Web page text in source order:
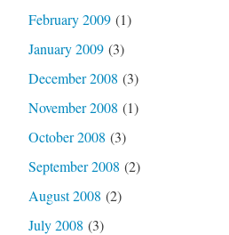
February 2009(1)
January 2009(3)
December 2008 (3)
November 2008 (1)
October 2008 (3)
September 2008 (2)
August 2008 (2)
July 2008 (3)